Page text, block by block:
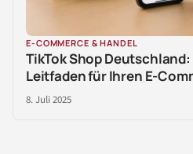
E-COMMERCE & HANDEL
TikTok Shop
Leitfaden für Ihren E-
8. Juli 2025